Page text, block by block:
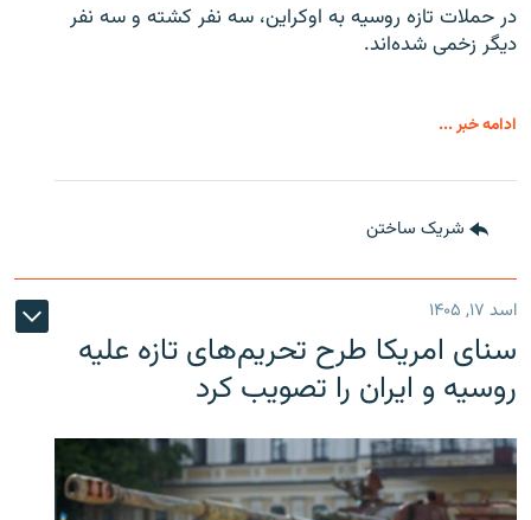
در حملات تازه روسیه به اوکراین، سه نفر کشته و سه نفر
دیگر زخمی شده‌اند.
ادامه خبر ...
شریک ساختن
اسد ۱۷, ۱۴۰۵
سنای امریکا طرح تحریم‌های تازه علیه
روسیه و ایران را تصویب کرد